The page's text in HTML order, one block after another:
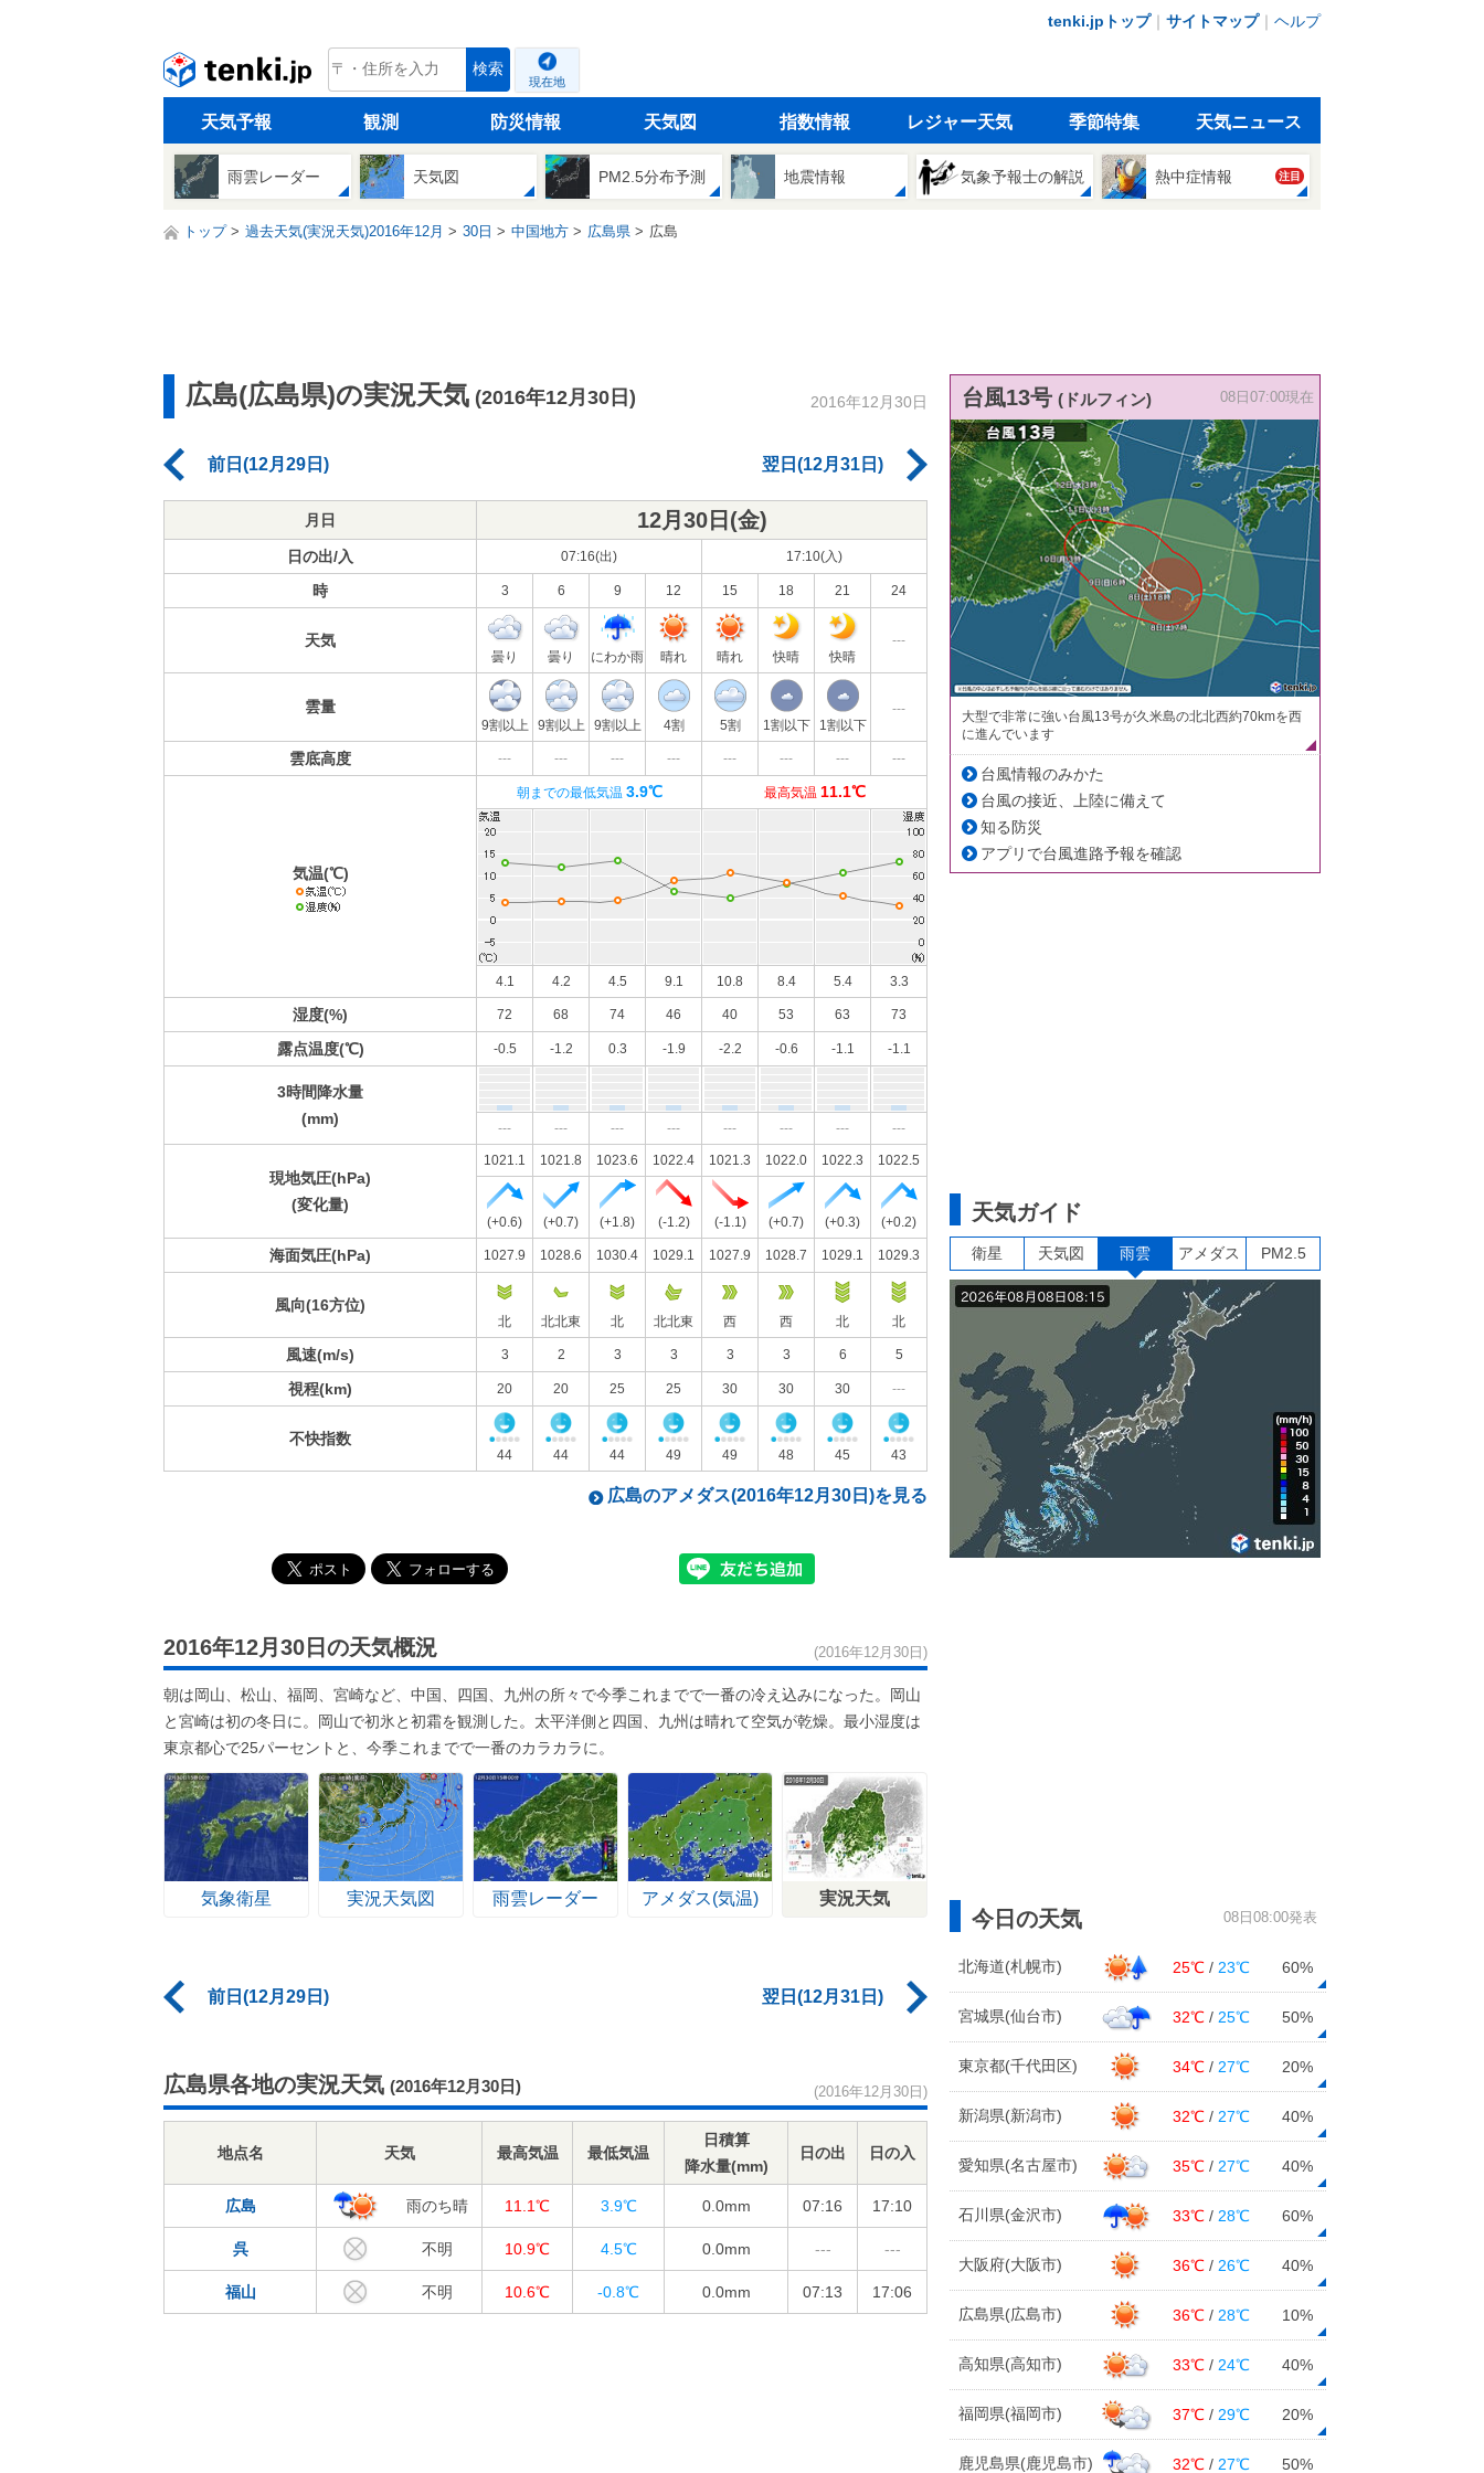
tenki.jpトップ｜ サイトマップ｜ ヘルプ
tenki.jp 検索
現在地
天気予報 観測 防災情報 天気図 指数情報 レジャー天気 季節特集 天気ニュース
雨雲レーダー 天気図 PM2.5分布予測 地震情報 気象予報士の解説 熱中症情報 注目
トップ 過去天気(実況天気)2016年12月 30日 中国地方 広島県 広島
広島(広島県)の実況天気 (2016年12月30日) 2016年12月30日
前日(12月29日) 翌日(12月31日)
月日 12月30日(金)
日の出/入 07:16(出) 17:10(入)
時 3 6 9 12 15 18 21 24
天気
曇り 曇り にわか雨 晴れ 晴れ 快晴 快晴
---
雲量
9割以上 9割以上 9割以上 4割 5割 1割以下 1割以下
---
雲底高度 --- --- --- --- --- --- --- ---
気温(℃)
朝までの最低気温 3.9℃ 最高気温 11.1℃
4.1 4.2 4.5 9.1 10.8 8.4 5.4 3.3
湿度(%) 72 68 74 46 40 53 63 73
露点温度(℃) -0.5 -1.2 0.3 -1.9 -2.2 -0.6 -1.1 -1.1
3時間降水量
(mm)
--- --- --- --- --- --- --- ---
現地気圧(hPa)
(変化量)
1021.1 1021.8 1023.6 1022.4 1021.3 1022.0 1022.3 1022.5
(+0.6) (+0.7) (+1.8) (-1.2) (-1.1) (+0.7) (+0.3) (+0.2)
海面気圧(hPa) 1027.9 1028.6 1030.4 1029.1 1027.9 1028.7 1029.1 1029.3
風向(16方位)
北 北北東 北 北北東 西 西 北 北
風速(m/s) 3 2 3 3 3 3 6 5
視程(km) 20 20 25 25 30 30 30 ---
不快指数
44 44 44 49 49 48 45 43
広島のアメダス(2016年12月30日)を見る
2016年12月30日の天気概況 (2016年12月30日)
朝は岡山、松山、福岡、宮崎など、中国、四国、九州の所々で今季これまでで一番の冷え込みになった。岡山
と宮崎は初の冬日に。岡山で初氷と初霜を観測した。太平洋側と四国、九州は晴れて空気が乾燥。最小湿度は
東京都心で25パーセントと、今季これまでで一番のカラカラに。
気象衛星 実況天気図 雨雲レーダー アメダス(気温) 実況天気
前日(12月29日) 翌日(12月31日)
広島県各地の実況天気 (2016年12月30日) (2016年12月30日)
地点名 天気 最高気温 最低気温
日積算
降水量(mm)
日の出 日の入
広島 雨のち晴 11.1℃ 3.9℃ 0.0mm 07:16 17:10
呉 不明 10.9℃ 4.5℃ 0.0mm --- ---
福山 不明 10.6℃ -0.8℃ 0.0mm 07:13 17:06
台風13号 (ドルフィン) 08日07:00現在
大型で非常に強い台風13号が久米島の北北西約70kmを西
に進んでいます
台風情報のみかた
台風の接近、上陸に備えて
知る防災
アプリで台風進路予報を確認
天気ガイド
衛星 天気図 雨雲 アメダス PM2.5
今日の天気 08日08:00発表
北海道(札幌市) 25℃ / 23℃ 60%
宮城県(仙台市) 32℃ / 25℃ 50%
東京都(千代田区) 34℃ / 27℃ 20%
新潟県(新潟市) 32℃ / 27℃ 40%
愛知県(名古屋市) 35℃ / 27℃ 40%
石川県(金沢市) 33℃ / 28℃ 60%
大阪府(大阪市) 36℃ / 26℃ 40%
広島県(広島市) 36℃ / 28℃ 10%
高知県(高知市) 33℃ / 24℃ 40%
福岡県(福岡市) 37℃ / 29℃ 20%
鹿児島県(鹿児島市) 32℃ / 27℃ 50%